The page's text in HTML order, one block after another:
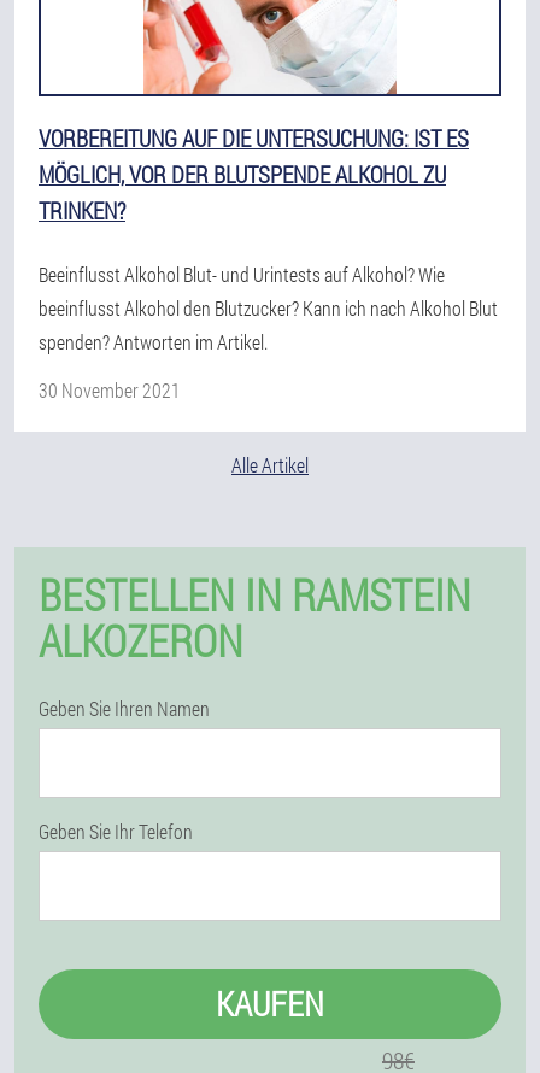
VORBEREITUNG AUF DIE UNTERSUCHUNG: IST ES
MÖGLICH, VOR DER BLUTSPENDE ALKOHOL ZU
TRINKEN?
Beeinflusst Alkohol Blut- und Urintests auf Alkohol? Wie
beeinflusst Alkohol den Blutzucker? Kann ich nach Alkohol Blut
spenden? Antworten im Artikel.
30 November 2021
Alle Artikel
BESTELLEN IN RAMSTEIN
ALKOZERON
Geben Sie Ihren Namen
Geben Sie Ihr Telefon
KAUFEN
98€